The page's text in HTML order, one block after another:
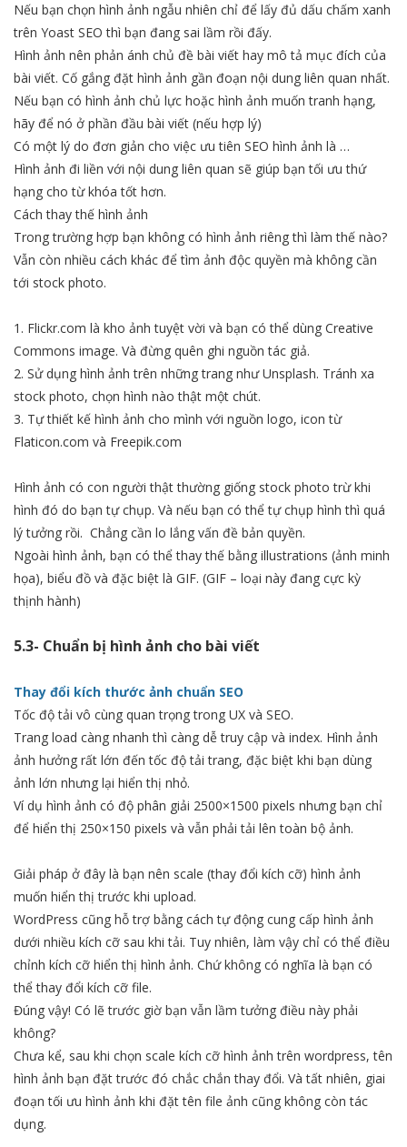
Nếu bạn chọn hình ảnh ngẫu nhiên chỉ để lấy đủ dấu chấm xanh
trên Yoast SEO thì bạn đang sai lầm rồi đấy.
Hình ảnh nên phản ánh chủ đề bài viết hay mô tả mục đích của
bài viết. Cố gắng đặt hình ảnh gần đoạn nội dung liên quan nhất.
Nếu bạn có hình ảnh chủ lực hoặc hình ảnh muốn tranh hạng,
hãy để nó ở phần đầu bài viết (nếu hợp lý)
Có một lý do đơn giản cho việc ưu tiên SEO hình ảnh là …
Hình ảnh đi liền với nội dung liên quan sẽ giúp bạn tối ưu thứ
hạng cho từ khóa tốt hơn.
Cách thay thế hình ảnh
Trong trường hợp bạn không có hình ảnh riêng thì làm thế nào?
Vẫn còn nhiều cách khác để tìm ảnh độc quyền mà không cần
tới stock photo.
1. Flickr.com là kho ảnh tuyệt vời và bạn có thể dùng Creative
Commons image. Và đừng quên ghi nguồn tác giả.
2. Sử dụng hình ảnh trên những trang như Unsplash. Tránh xa
stock photo, chọn hình nào thật một chút.
3. Tự thiết kế hình ảnh cho mình với nguồn logo, icon từ
Flaticon.com và Freepik.com
Hình ảnh có con người thật thường giống stock photo trừ khi
hình đó do bạn tự chụp. Và nếu bạn có thể tự chụp hình thì quá
lý tưởng rồi. Chẳng cần lo lắng vấn đề bản quyền.
Ngoài hình ảnh, bạn có thể thay thế bằng illustrations (ảnh minh
họa), biểu đồ và đặc biệt là GIF. (GIF – loại này đang cực kỳ
thịnh hành)
5.3- Chuẩn bị hình ảnh cho bài viết
Thay đổi kích thước ảnh chuẩn SEO
Tốc độ tải vô cùng quan trọng trong UX và SEO.
Trang load càng nhanh thì càng dễ truy cập và index. Hình ảnh
ảnh hưởng rất lớn đến tốc độ tải trang, đặc biệt khi bạn dùng
ảnh lớn nhưng lại hiển thị nhỏ.
Ví dụ hình ảnh có độ phân giải 2500×1500 pixels nhưng bạn chỉ
để hiển thị 250×150 pixels và vẫn phải tải lên toàn bộ ảnh.
Giải pháp ở đây là bạn nên scale (thay đổi kích cỡ) hình ảnh
muốn hiển thị trước khi upload.
WordPress cũng hỗ trợ bằng cách tự động cung cấp hình ảnh
dưới nhiều kích cỡ sau khi tải. Tuy nhiên, làm vậy chỉ có thể điều
chỉnh kích cỡ hiển thị hình ảnh. Chứ không có nghĩa là bạn có
thể thay đổi kích cỡ file.
Đúng vậy! Có lẽ trước giờ bạn vẫn lầm tưởng điều này phải
không?
Chưa kể, sau khi chọn scale kích cỡ hình ảnh trên wordpress, tên
hình ảnh bạn đặt trước đó chắc chắn thay đổi. Và tất nhiên, giai
đoạn tối ưu hình ảnh khi đặt tên file ảnh cũng không còn tác
dụng.